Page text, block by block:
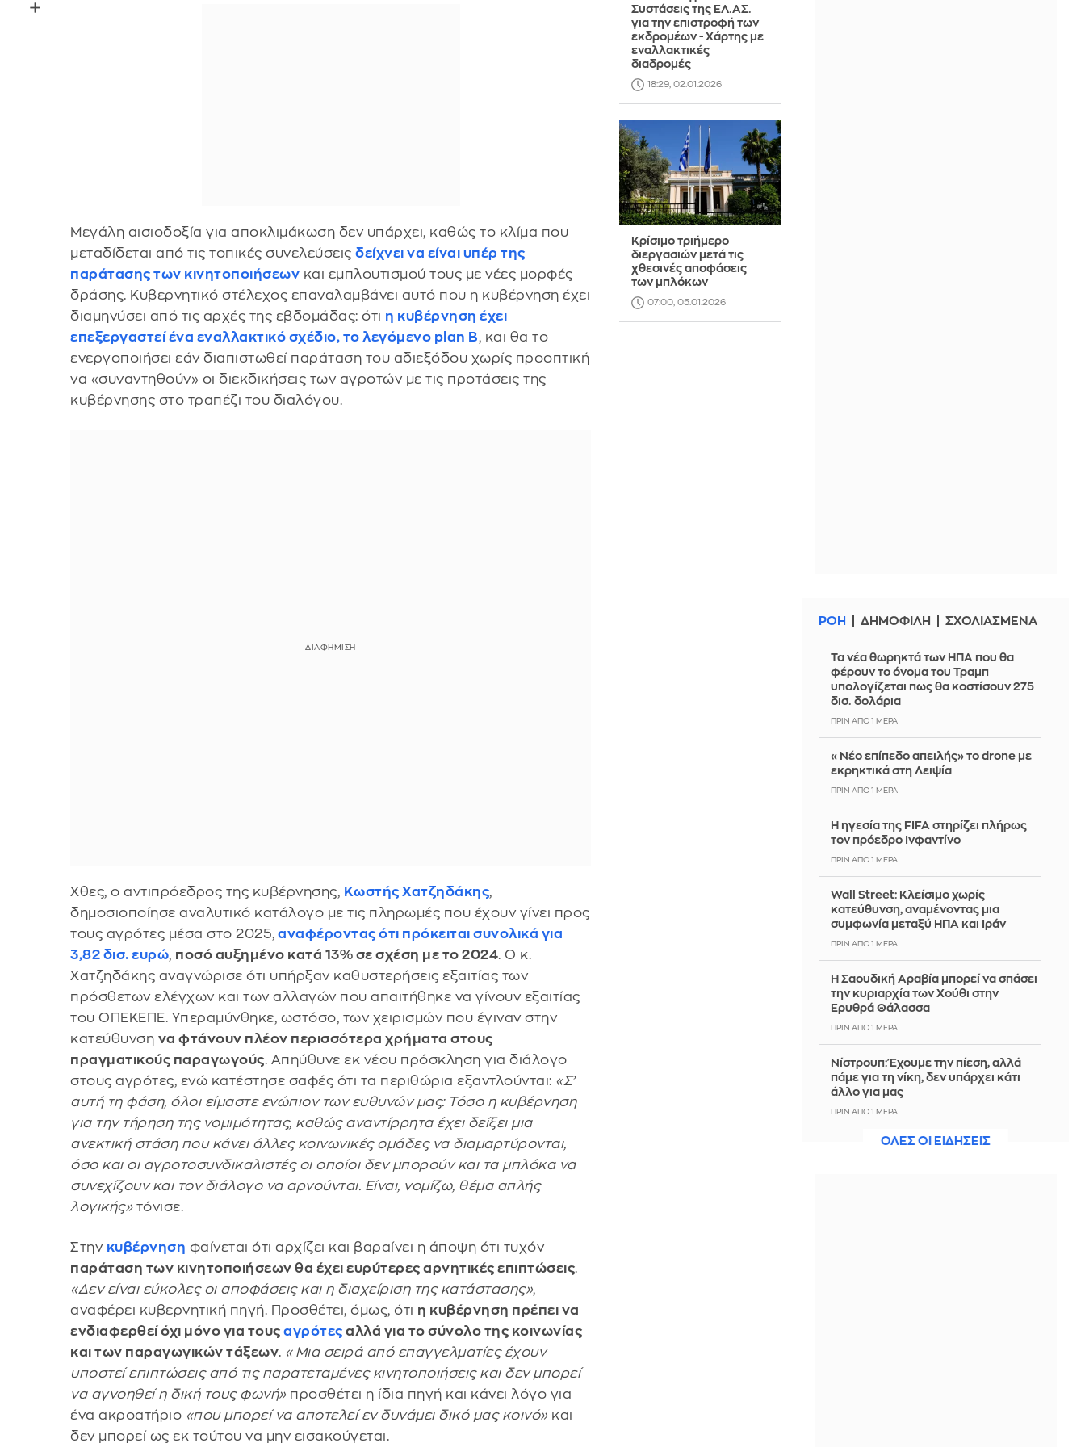
Μεγάλη αισιοδοξία για αποκλιμάκωση δεν υπάρχει, καθώς το κλίμα που
μεταδίδεται από τις τοπικές συνελεύσειςδείχνει να είναι υπέρ της
παράτασης των κινητοποιήσεων και εμπλουτισμού τους με νέες μορφές
δράσης. Κυβερνητικό στέλεχος επαναλαμβάνει αυτό που η κυβέρνηση έχει
διαμηνύσει από τις αρχές της εβδομάδας: ότι η κυβέρνηση έχει
επεξεργαστεί ένα εναλλακτικό σχέδιο, το λεγόμενο plan B, και θα το
ενεργοποιήσει εάν διαπιστωθεί παράταση του αδιεξόδου χωρίς προοπτική
να «συναντηθούν» οι διεκδικήσεις των αγροτών με τις προτάσεις της
κυβέρνησης στο τραπέζι του διαλόγου.
Χθες, ο αντιπρόεδρος της κυβέρνησης, Κωστής Χατζηδάκης,
δημοσιοποίησε αναλυτικό κατάλογο με τις πληρωμές που έχουν γίνει προς
τους αγρότες μέσα στο 2025, αναφέροντας ότι πρόκειται συνολικά για
3,82 δισ. ευρώ, ποσό αυξημένο κατά 13% σε σχέση με το 2024. Ο κ.
Χατζηδάκης αναγνώρισε ότι υπήρξαν καθυστερήσεις εξαιτίας των
πρόσθετων ελέγχων και των αλλαγών που απαιτήθηκε να γίνουν εξαιτίας
του ΟΠΕΚΕΠΕ. Υπεραμύνθηκε, ωστόσο, των χειρισμών που έγιναν στην
κατεύθυνση να φτάνουν πλέον περισσότερα χρήματα στους
πραγματικούς παραγωγούς. Απηύθυνε εκ νέου πρόσκληση για διάλογο
στους αγρότες, ενώ κατέστησε σαφές ότι τα περιθώρια εξαντλούνται: «Σ’
αυτή τη φάση, όλοι είμαστε ενώπιον των ευθυνών μας: Τόσο η κυβέρνηση
για την τήρηση της νομιμότητας, καθώς αναντίρρητα έχει δείξει μια
ανεκτική στάση που κάνει άλλες κοινωνικές ομάδες να διαμαρτύρονται,
όσο και οι αγροτοσυνδικαλιστές οι οποίοι δεν μπορούν και τα μπλόκα να
συνεχίζουν και τον διάλογο να αρνούνται. Είναι, νομίζω, θέμα απλής
λογικής»τόνισε.
Στην κυβέρνηση φαίνεται ότι αρχίζει και βαραίνει η άποψη ότι τυχόν
παράταση των κινητοποιήσεων θα έχει ευρύτερες αρνητικές επιπτώσεις.
«Δεν είναι εύκολες οι αποφάσεις και η διαχείριση της κατάστασης»,
αναφέρει κυβερνητική πηγή. Προσθέτει, όμως, ότι η κυβέρνηση πρέπει να
ενδιαφερθεί όχι μόνο για τους αγρότες αλλά για το σύνολο της κοινωνίας
και των παραγωγικών τάξεων. «Μια σειρά από επαγγελματίες έχουν
υποστεί επιπτώσεις από τις παρατεταμένες κινητοποιήσεις και δεν μπορεί
να αγνοηθεί η δική τους φωνή» προσθέτει η ίδια πηγή και κάνει λόγο για
ένα ακροατήριο «που μπορεί να αποτελεί εν δυνάμει δικό μας κοινό» και
δεν μπορεί ως εκ τούτου να μην εισακούγεται.
Συστάσεις της ΕΛ.ΑΣ.
για την επιστροφή των
εκδρομέων - Χάρτης με
εναλλακτικές
διαδρομές
18:29, 02.01.2026
Κρίσιμο τριήμερο
διεργασιών μετά τις
χθεσινές αποφάσεις
των μπλόκων
07:00, 05.01.2026
ΡΟΗ ΔΗΜΟΦΙΛΗ ΣΧΟΛΙΑΣΜΕΝΑ
Τα νέα θωρηκτά των ΗΠΑ που θα
φέρουν το όνομα του Τραμπ
υπολογίζεται πως θα κοστίσουν 275
δισ. δολάρια
ΠΡΙΝ ΑΠΌ 1 ΜΈΡΑ
«Νέο επίπεδο απειλής» το drone με
εκρηκτικά στη Λειψία
ΠΡΙΝ ΑΠΌ 1 ΜΈΡΑ
Η ηγεσία της FIFA στηρίζει πλήρως
τον πρόεδρο Ινφαντίνο
ΠΡΙΝ ΑΠΌ 1 ΜΈΡΑ
Wall Street: Κλείσιμο χωρίς
κατεύθυνση, αναμένοντας μια
συμφωνία μεταξύ ΗΠΑ και Ιράν
ΠΡΙΝ ΑΠΌ 1 ΜΈΡΑ
Η Σαουδική Αραβία μπορεί να σπάσει
την κυριαρχία των Χούθι στην
Ερυθρά Θάλασσα
ΠΡΙΝ ΑΠΌ 1 ΜΈΡΑ
Νίστρουπ: Έχουμε την πίεση, αλλά
πάμε για τη νίκη, δεν υπάρχει κάτι
άλλο για μας
ΠΡΙΝ ΑΠΌ 1 ΜΈΡΑ
Άννα Πρέλεβιτς: Το τρυφερό
ΟΛΕΣ ΟΙ ΕΙΔΗΣΕΙΣ